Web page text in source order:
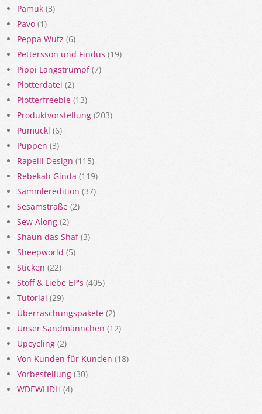
Pamuk (3)
Pavo (1)
Peppa Wutz (6)
Pettersson und Findus (19)
Pippi Langstrumpf(7)
Plotterdatei (2)
Plotterfreebie (13)
Produktvorstellung (203)
Pumuckl (6)
Puppen (3)
Rapelli Design (115)
Rebekah Ginda (119)
Sammleredition (37)
Sesamstraße (2)
Sew Along (2)
Shaun das Shaf(3)
Sheepworld (5)
Sticken (22)
Stoff & Liebe EP's (405)
Tutorial (29)
Überraschungspakete (2)
Unser Sandmännchen (12)
Upcycling (2)
Von Kunden für Kunden (18)
Vorbestellung (30)
WDEWLIDH (4)